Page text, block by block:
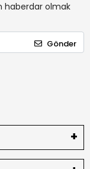
haberdar olmak
Gönder